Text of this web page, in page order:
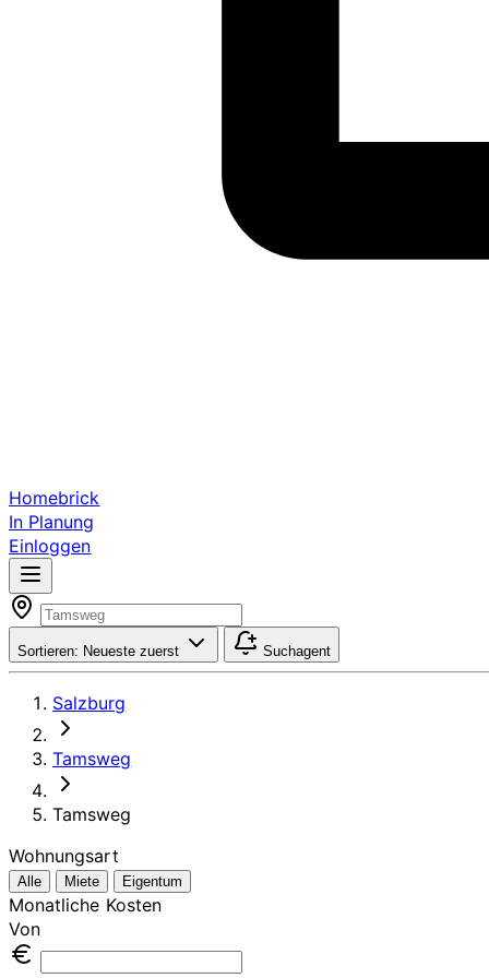
Homebrick
In Planung
Einloggen
Sortieren: Neueste zuerst Suchagent
Salzburg
Tamsweg
Tamsweg
Wohnungsart
Alle Miete Eigentum
Monatliche Kosten
Von